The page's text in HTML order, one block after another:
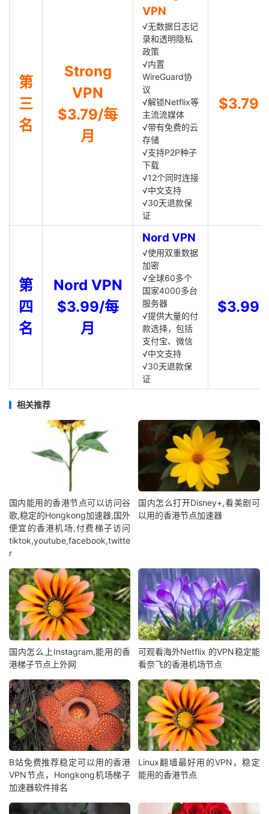
第
三
名
Strong
VPN
$3.79/每
月
VPN
√无数据日志记
录和透明隐私
政策
√内置
WireGuard协
议
√解锁Netflix等
主流流媒体
√带有免费的云
存储
√支持P2P种子
下载
√12个同时连接
√中文支持
√30天退款保
证
$3.79
第
四
名
Nord VPN
$3.99/每
月
Nord VPN
√使用双重数据
加密
√全球60多个
国家4000多台
服务器
√提供大量的付
款选择，包括
支付宝、微信
√中文支持
√30天退款保
证
$3.99
相关推荐
国内能用的香港节点可以访问谷
歌,稳定的Hongkong加速器,国外
便宜的香港机场,付费梯子访问
tiktok,youtube,facebook,twitte
r
国内怎么打开Disney+,看美剧可
以用的香港节点加速器
国内怎么上Instagram,能用的香
港梯子节点上外网
可观看海外Netflix 的VPN稳定能
看奈飞的香港机场节点
B站免费推荐稳定可以用的香港
VPN节点，Hongkong机场梯子
加速器软件排名
Linux翻墙最好用的VPN，稳定
能用的香港节点